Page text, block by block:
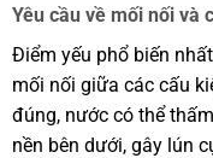
Yêu cầu về mối nối và
Điểm yếu phổ biến
mối nối giữa các cấu
đúng, nước có thể
nền bên dưới, gây lún